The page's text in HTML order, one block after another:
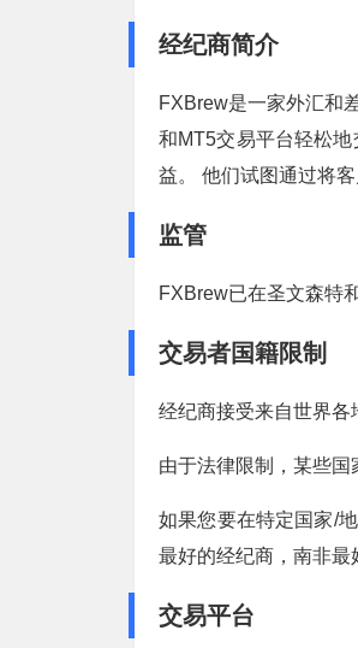
经纪商简介
FXBrew是一家外汇和
和MT5交易平台轻松
益。 他们试图通过将
监管
FXBrew已在圣文森特
交易者国籍限制
经纪商接受来自世界各
由于法律限制，某些国
如果您要在特定国家/
最好的经纪商，南非最
交易平台